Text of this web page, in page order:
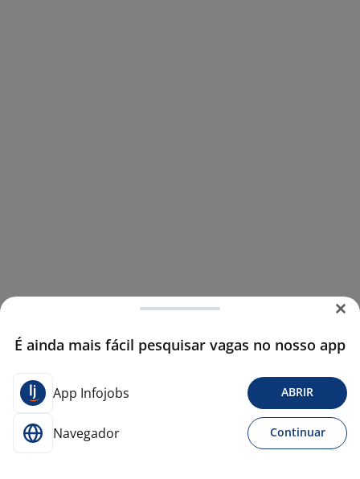
É ainda mais fácil pesquisar vagas no nosso app
App Infojobs ABRIR
Navegador Continuar